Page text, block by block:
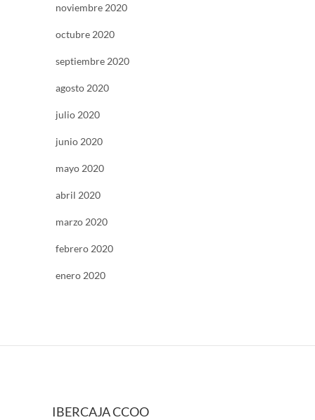
noviembre 2020
octubre 2020
septiembre 2020
agosto 2020
julio 2020
junio 2020
mayo 2020
abril 2020
marzo 2020
febrero 2020
enero 2020
IBERCAJA CCOO